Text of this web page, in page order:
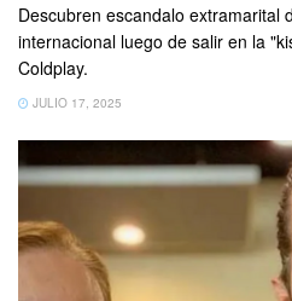
Descubren escandalo extramarital
internacional luego de salir en la
Coldplay.
JULIO 17, 2025